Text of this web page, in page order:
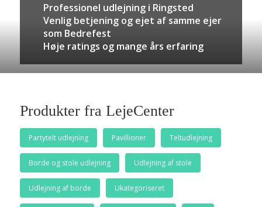
Professionel udlejning i Ringsted
Venlig betjening og ejet af samme ejer
som Bedrefest
Høje ratings og mange års erfaring
Produkter fra LejeCenter
Partytelt udlejning Pavillioner Teltudlejning
Borde og stole udlejning Udlejning af stole
Udlejning af borde Ukategoriseret